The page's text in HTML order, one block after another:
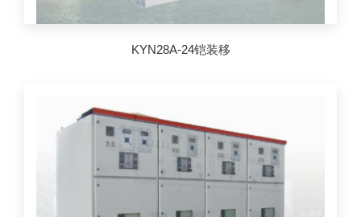
KYN28A-24铠装移